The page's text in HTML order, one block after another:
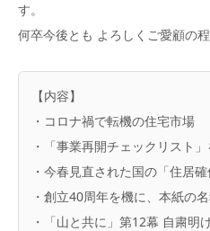
す。
何卒今後とも よろしくご愛顧の
【内容】
・コロナ禍で転機の住宅市場
・「事業再開チェックリスト
・今春見直された国の「住居
・創立40周年を機に、本紙の
・「山と共に」第12幕 自粛明